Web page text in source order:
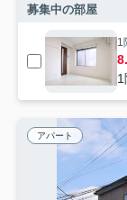
募集中の部屋
1
アパート